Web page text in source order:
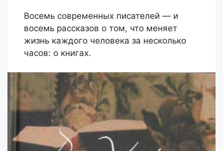
Восемь современных писателей — и
восемь рассказов о том, что меняет
жизнь каждого человека за несколько
часов: о книгах.